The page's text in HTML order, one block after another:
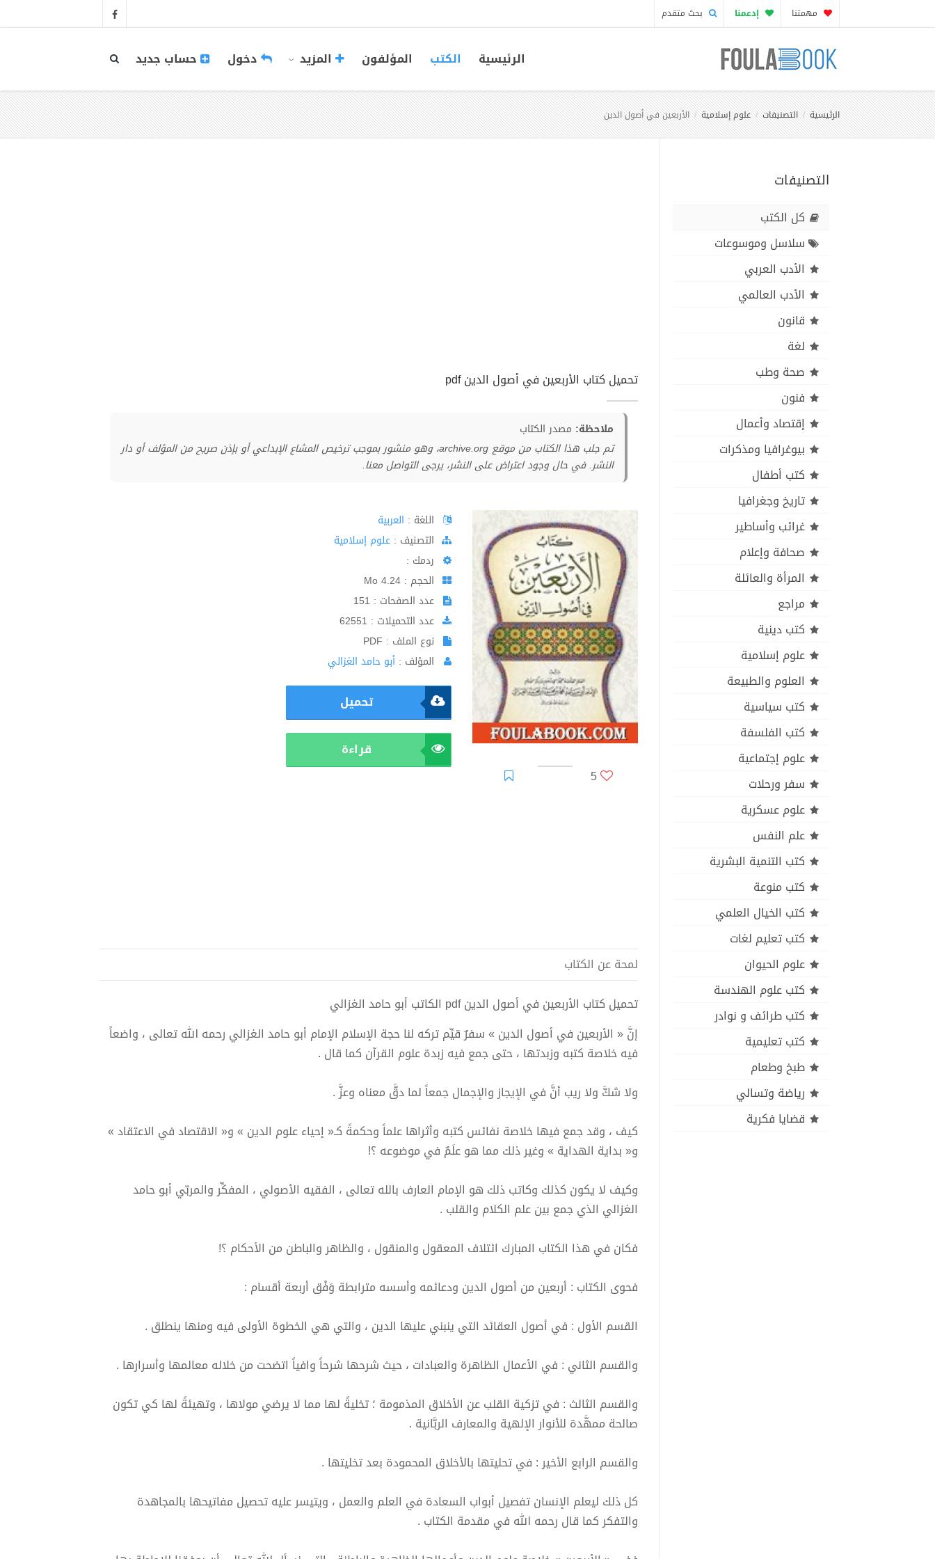
مهمتنا إدعمنا بحث متقدم
الرئيسية الكتب المؤلفون المزيد دخول حساب جديد
الرئيسية التصنيفات علوم إسلامية الأربعين في أصول الدين
التصنيفات
كل الكتب
سلاسل وموسوعات
الأدب العربي
الأدب العالمي
قانون
لغة
صحة وطب
فنون
إقتصاد وأعمال
بيوغرافيا ومذكرات
كتب أطفال
تاريخ وجغرافيا
غرائب وأساطير
صحافة وإعلام
المرأة والعائلة
مراجع
كتب دينية
علوم إسلامية
العلوم والطبيعة
كتب سياسية
كتب الفلسفة
علوم إجتماعية
سفر ورحلات
علوم عسكرية
علم النفس
كتب التنمية البشرية
كتب منوعة
كتب الخيال العلمي
كتب تعليم لغات
علوم الحيوان
كتب علوم الهندسة
كتب طرائف و نوادر
كتب تعليمية
طبخ وطعام
رياضة وتسالي
قضايا فكرية
تحميل كتاب الأربعين في أصول الدين pdf
ملاحظة: مصدر الكتاب
تم جلب هذا الكتاب من موقع archive.org، وهو منشور بموجب ترخيص المشاع الإبداعي أو بإذن صريح من المؤلف أو دار
النشر. في حال وجود اعتراض على النشر، يرجى التواصل معنا.
5
اللغة : العربية
اﻟﺘﺼﻨﻴﻒ : علوم إسلامية
ردمك :
الحجم : 4.24 Mo
عدد الصفحات : 151
عدد التحميلات : 62551
نوع الملف : PDF
المؤلف : أبو حامد الغزالي
تحميل
قراءة
لمحة عن الكتاب
تحميل كتاب الأربعين في أصول الدين pdf الكاتب أبو حامد الغزالي
إنَّ « الأربعين في أصول الدين » سفرٌ قيِّم تركه لنا حجة الإسلام الإمام أبو حامد الغزالي رحمه الله تعالى ، واضعاً
فيه خلاصة كتبه وزبدتها ، حتى جمع فيه زبدة علوم القرآن كما قال .
ولا شكَّ ولا ريب أنَّ في الإيجاز والإجمال جمعاً لما دقَّ معناه وعزَّ .
كيف ، وقد جمع فيها خلاصة نفائس كتبه وأثراها علماً وحكمةً كـ« إحياء علوم الدين » و« الاقتصاد في الاعتقاد »
و« بداية الهداية » وغير ذلك مما هو علَمٌ في موضوعه ؟!
وكيف لا يكون كذلك وكاتب ذلك هو الإمام العارف بالله تعالى ، الفقيه الأصولي ، المفكِّر والمربّي أبو حامد
الغزالي الذي جمع بين علم الكلام والقلب .
فكان في هذا الكتاب المبارك ائتلاف المعقول والمنقول ، والظاهر والباطن من الأحكام ؟!
فحوى الكتاب : أربعين من أصول الدين ودعائمه وأسسه مترابطة وَفْق أربعة أقسام :
القسم الأول : في أصول العقائد التي ينبني عليها الدين ، والتي هي الخطوة الأولى فيه ومنها ينطلق .
والقسم الثاني : في الأعمال الظاهرة والعبادات ، حيث شرحها شرحاً وافياً اتضحت من خلاله معالمها وأسرارها .
والقسم الثالث : في تزكية القلب عن الأخلاق المذمومة ؛ تخليةً لها مما لا يرضي مولاها ، وتهيئةً لها كي تكون
صالحة ممهَّدة للأنوار الإلهية والمعارف الربَّانية .
والقسم الرابع الأخير : في تحليتها بالأخلاق المحمودة بعد تخليتها .
كل ذلك ليعلم الإنسان تفصيل أبواب السعادة في العلم والعمل ، ويتيسر عليه تحصيل مفاتيحها بالمجاهدة
والتفكر كما قال رحمه الله في مقدمة الكتاب .